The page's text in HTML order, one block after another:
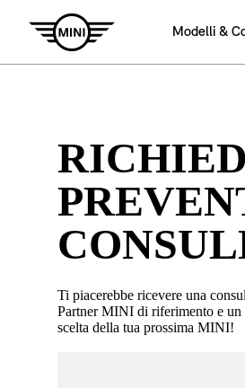
Ti piacerebbe ricevere una
Partner MINI di riferimento e
scelta della tua prossima MINI!